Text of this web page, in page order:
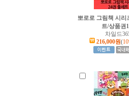
뽀로로 그림책 시리
트/상품권
차일드
216,000원(